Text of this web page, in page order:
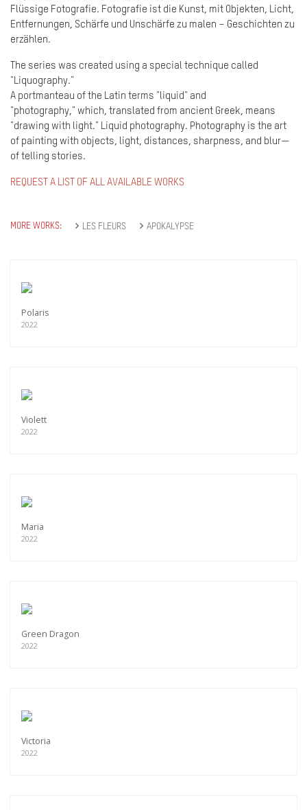
Flüssige Fotografie. Fotografie ist die Kunst, mit Objekten, Licht,
Entfernungen, Schärfe und Unschärfe zu malen – Geschichten zu
erzählen.
The series was created using a special technique called
"Liquography."
A portmanteau of the Latin terms "liquid" and
"photography," which, translated from ancient Greek, means
"drawing with light." Liquid photography. Photography is the art
of painting with objects, light, distances, sharpness, and blur—
of telling stories.
REQUEST A LIST OF ALL AVAILABLE WORKS
MORE WORKS: LES FLEURS APOKALYPSE
Polaris
2022
Violett
2022
Maria
2022
Green Dragon
2022
Victoria
2022